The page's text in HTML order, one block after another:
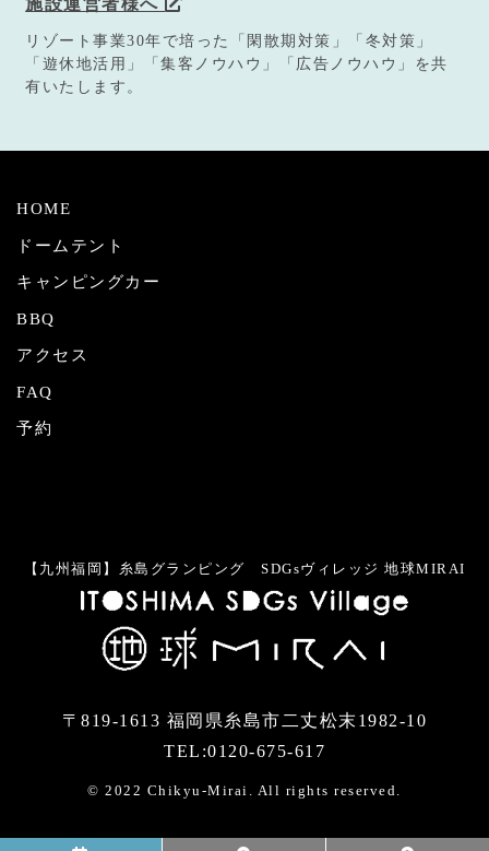
リゾート事業30年で培った「閑散期対策」「冬対策」
「遊休地活用」「集客ノウハウ」「広告ノウハウ」を共
有いたします。
【九州福岡】糸島グランピング SDGsヴィレッジ 地球MIRAI
〒819-1613 福岡県糸島市二丈松末1982-10
TEL:0120-675-617
© 2022 Chikyu-Mirai. All rights reserved.
HOME
ドームテント
キャンピングカー
BBQ
アクセス
FAQ
予約